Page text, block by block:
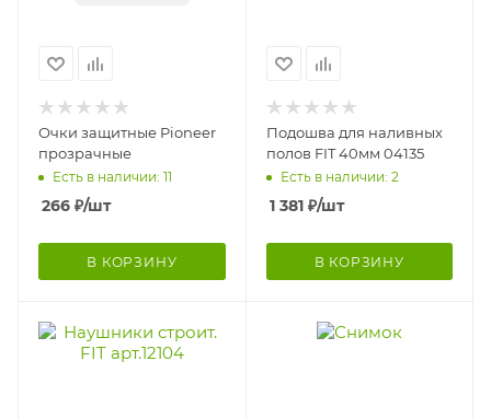
Очки защитные Pioneer
прозрачные
Есть в наличии: 11
266 ₽/шт
В КОРЗИНУ
Подошва для наливных
полов FIT 40мм 04135
Есть в наличии: 2
1 381₽/шт
В КОРЗИНУ